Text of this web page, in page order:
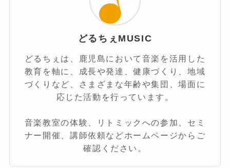
どるちぇMUSIC
どるちぇは、鹿児島において音楽を活用した
教育を軸に、成長や発達、健康づくり、地域
づくりなど、さまざまな年齢や集団、場面に
応じた活動を行っています。
音楽教室の体験、リトミックへの参加、セミ
ナー開催、講師依頼などホームページからご
確認ください。